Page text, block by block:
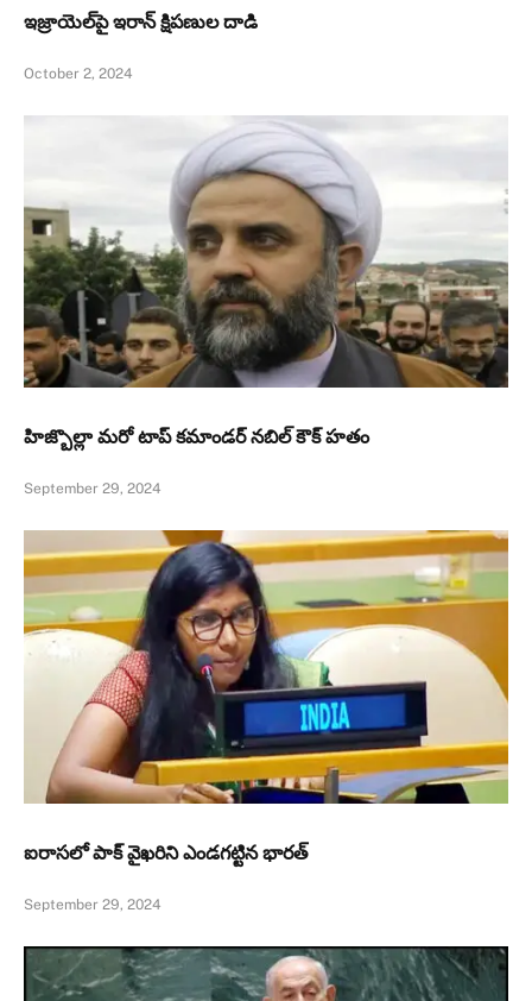
ఇజ్రాయెల్‌పై ఇరాన్ క్షిపణుల దాడి
October 2, 2024
హిజ్బొల్లా మరో టాప్‌ కమాండర్‌ నబిల్‌ కౌక్‌ హతం
September 29, 2024
ఐరాసలో పాక్ వైఖరిని ఎండగట్టిన భారత్
September 29, 2024